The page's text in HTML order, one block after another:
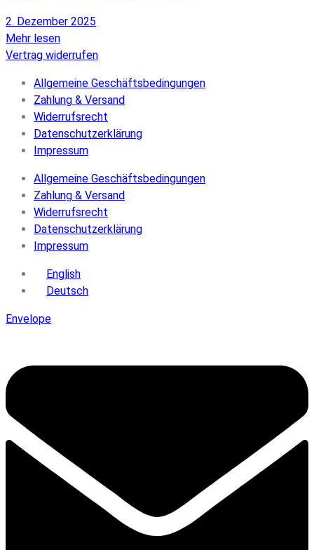
2. Dezember 2025
Mehr lesen
Vertrag widerrufen
Allgemeine Geschäftsbedingungen
Zahlung & Versand
Widerrufsrecht
Datenschutzerklärung
Impressum
Allgemeine Geschäftsbedingungen
Zahlung & Versand
Widerrufsrecht
Datenschutzerklärung
Impressum
English
Deutsch
Envelope